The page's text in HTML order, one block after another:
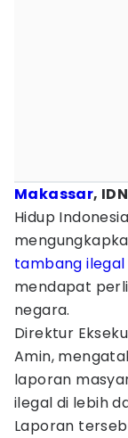
Makassar,
Hidup
tambang ilegal
mendapat
negara.
Direktur
Amin,
laporan
ilegal di lebih
Laporan